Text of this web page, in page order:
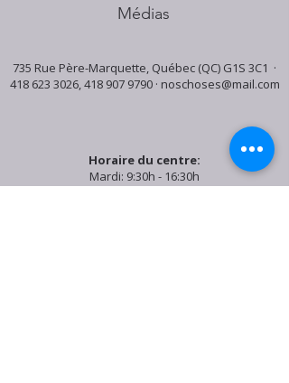
Médias
735 Rue Père-Marquette, Québec (QC) G1S 3C1 ·
418 623 3026,418 907 9790· noschoses@mail.com
Horaire du centre:
Mardi: 9:30h - 16:30h